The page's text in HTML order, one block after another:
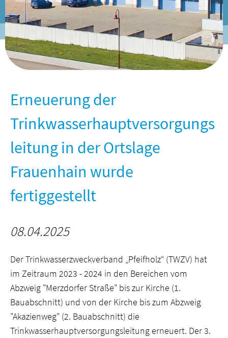
Erneuerung der
Trinkwasserhauptversorgungs
leitung in der Ortslage
Frauenhain wurde
fertiggestellt
08.04.2025
Der Trinkwasserzweckverband „Pfeifholz“ (TWZV) hat
im Zeitraum 2023 - 2024 in den Bereichen vom
Abzweig "Merzdorfer Straße" bis zur Kirche (1.
Bauabschnitt) und von der Kirche bis zum Abzweig
"Akazienweg" (2. Bauabschnitt) die
Trinkwasserhauptversorgungsleitung erneuert. Der 3.